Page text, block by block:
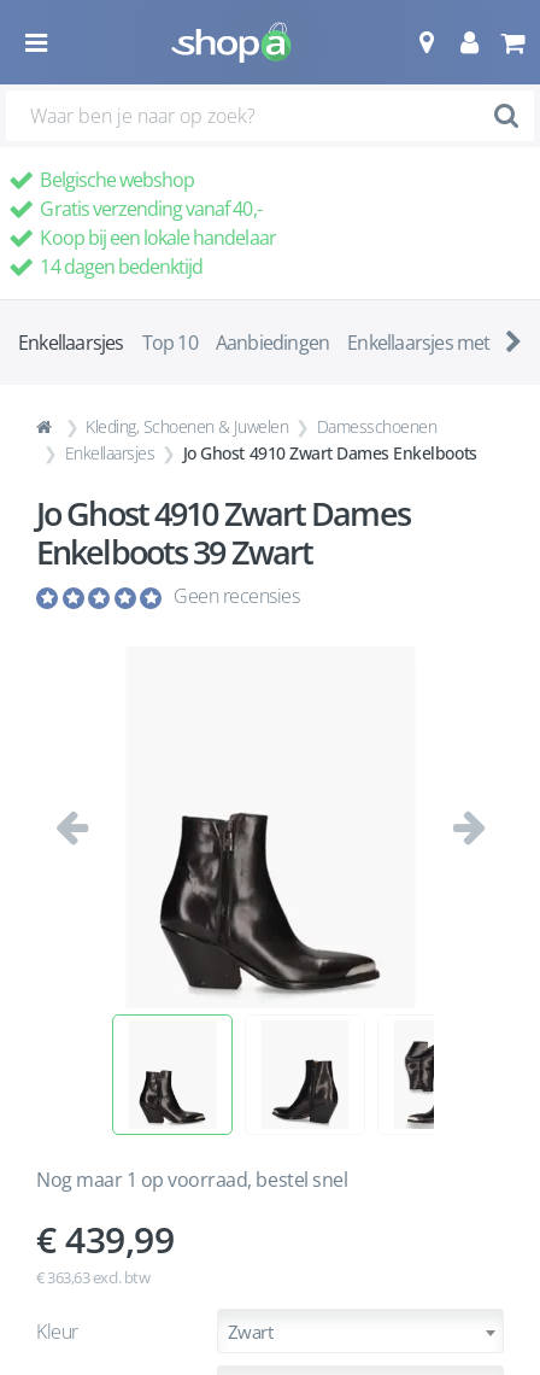
Belgische webshop
Gratis verzending vanaf 40,-
Koop bij een lokale handelaar
14 dagen bedenktijd
Enkellaarsjes Top 10 Aanbiedingen Enkellaarsjes met ha
Kleding, Schoenen & Juwelen
Damesschoenen
Enkellaarsjes
Jo Ghost 4910 Zwart Dames Enkelboots
Jo Ghost 4910 Zwart Dames
Enkelboots 39 Zwart
Geen recensies
Vorige
Nog maar 1 op voorraad, bestel snel
439,99
€ 363,63 excl. btw
Kleur Zwart